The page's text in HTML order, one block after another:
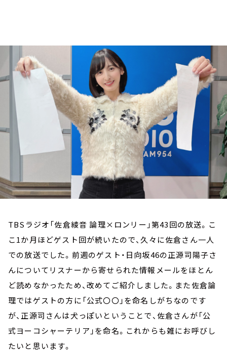
トピックス
TBS Podcast
お知らせ
イベント・グッズ
YouTube
会社情報
TBSラジオ「佐倉綾音 論理×ロンリー」第43回の放送。こ
こ1か月ほどゲスト回が続いたので、久々に佐倉さん一人
での放送でした。前週のゲスト・日向坂46の正源司陽子さ
んについてリスナーから寄せられた情報メールをほとん
ど読めなかったため、改めてご紹介しました。また佐倉論
理ではゲストの方に「公式〇〇」を命名しがちなのです
が、正源司さんは犬っぽいということで、佐倉さんが「公
式ヨーコシャーテリア」を命名。これからも雑にお呼びし
たいと思います。